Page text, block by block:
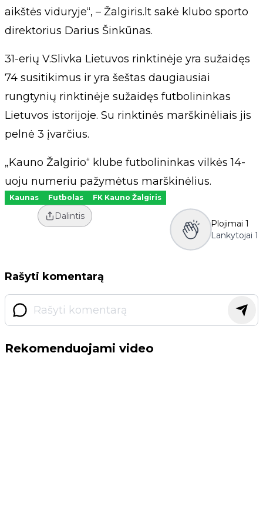
aikštės viduryje“, – Žalgiris.lt sakė klubo sporto
direktorius Darius Šinkūnas.
31-erių V.Slivka Lietuvos rinktinėje yra sužaidęs
74 susitikimus ir yra šeštas daugiausiai
rungtynių rinktinėje sužaidęs futbolininkas
Lietuvos istorijoje. Su rinktinės marškinėliais jis
pelnė 3 įvarčius.
„Kauno Žalgirio“ klube futbolininkas vilkės 14-
uoju numeriu pažymėtus marškinėlius.
Kaunas Futbolas FK Kauno Žalgiris
Dalintis
Plojimai 1
Lankytojai 1
Rašyti komentarą
Rekomenduojami video